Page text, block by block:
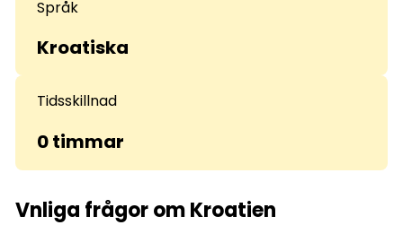
Språk
Kroatiska
Tidsskillnad
0 timmar
Vnliga frågor om Kroatien